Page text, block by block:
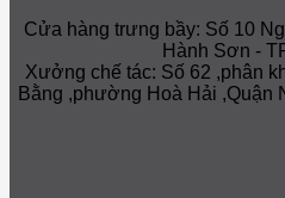
Cửa hàng trưng bầy: Số 10
Hành Sơn -
Xưởng chế tác: Số 62 ,phân
Bằng ,phường Hoà Hải ,Quận